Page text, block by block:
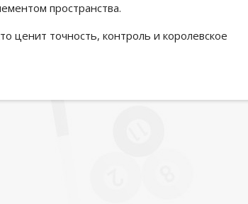
пространства.
ценит точность, контроль и королевское